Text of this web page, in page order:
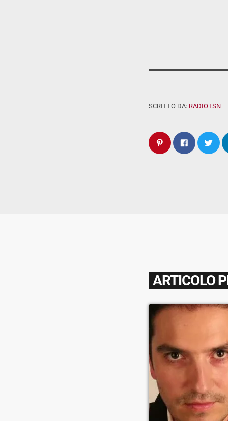
SCRITTO DA: RADIOTSN
ARTICOLO